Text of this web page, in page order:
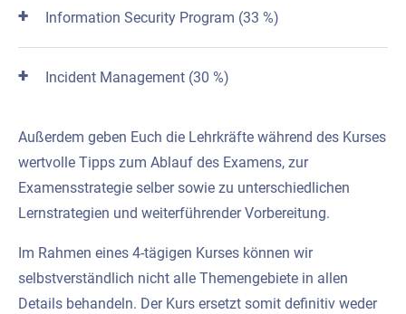
Information Security Program (33 %)
Incident Management (30 %)
Außerdem geben Euch die Lehrkräfte während des Kurses
wertvolle Tipps zum Ablauf des Examens, zur
Examensstrategie selber sowie zu unterschiedlichen
Lernstrategien und weiterführender Vorbereitung.
Im Rahmen eines 4-tägigen Kurses können wir
selbstverständlich nicht alle Themengebiete in allen
Details behandeln. Der Kurs ersetzt somit definitiv weder